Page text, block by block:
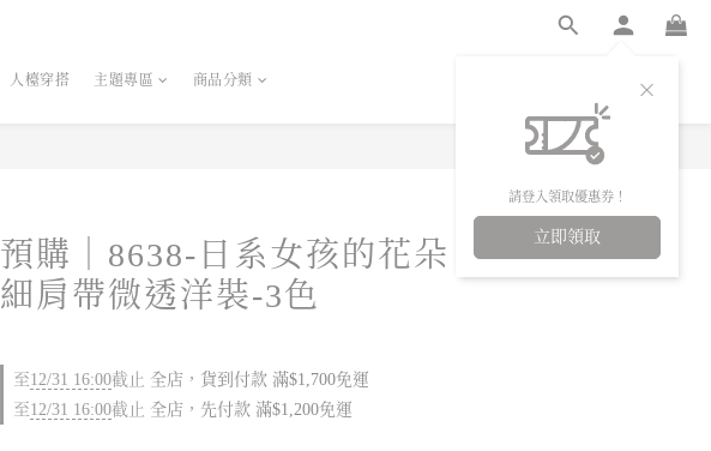
請登入領取優惠券！
立即領取
人檯穿搭 主題專區 商品分類
預購｜8638-日系女孩的花朵
細肩帶微透洋裝-3色
至12/31 16:00截止 全店，貨到付款 滿$1,700免運
至12/31 16:00截止 全店，先付款 滿$1,200免運